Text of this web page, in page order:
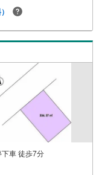
車 徒歩7分